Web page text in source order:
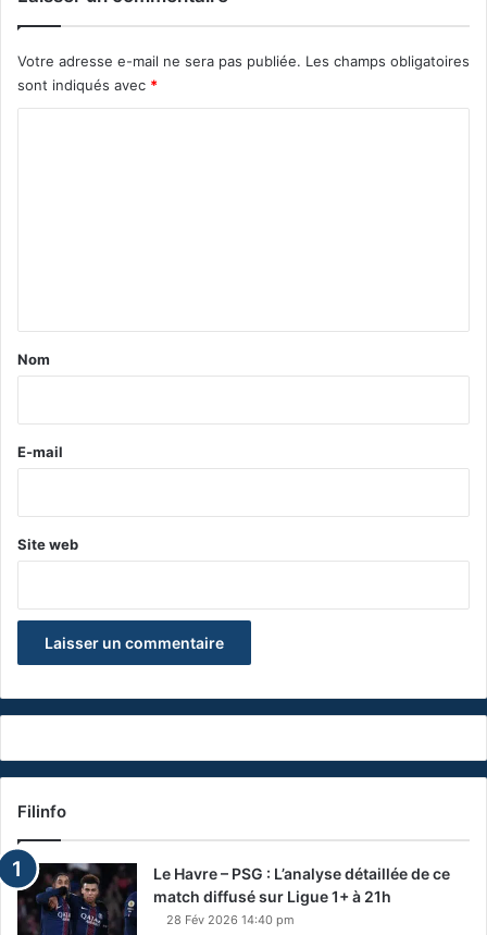
Votre adresse e-mail ne sera pas publiée. Les champs obligatoires
sont indiqués avec *
a
e
Nom
E-mail
Site web
Filinfo
Le Havre – PSG : L’analyse détaillée de ce
match diffusé sur Ligue 1+ à 21h
28 Fév 2026 14:40 pm